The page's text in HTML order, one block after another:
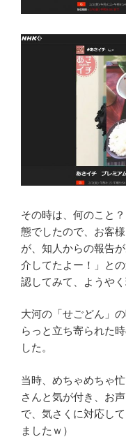
その時は、何のこと
態でしたので、お客
が、知人からの報告
介してたよー！」と
認してみて、ようやく
大河の「せごどん」
らっと立ち寄られた
した。
当時、めちゃめちゃ
さんと気が付き、お
で、気さくに対応し
ましたｗ）